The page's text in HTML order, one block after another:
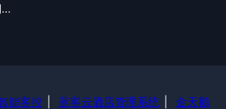
…
能客控 蓝客云酒店管理系统
金天鹅